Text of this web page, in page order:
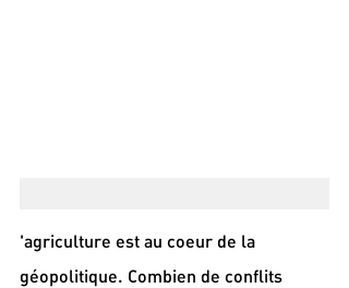
'agriculture est au coeur de la
géopolitique. Combien de conflits